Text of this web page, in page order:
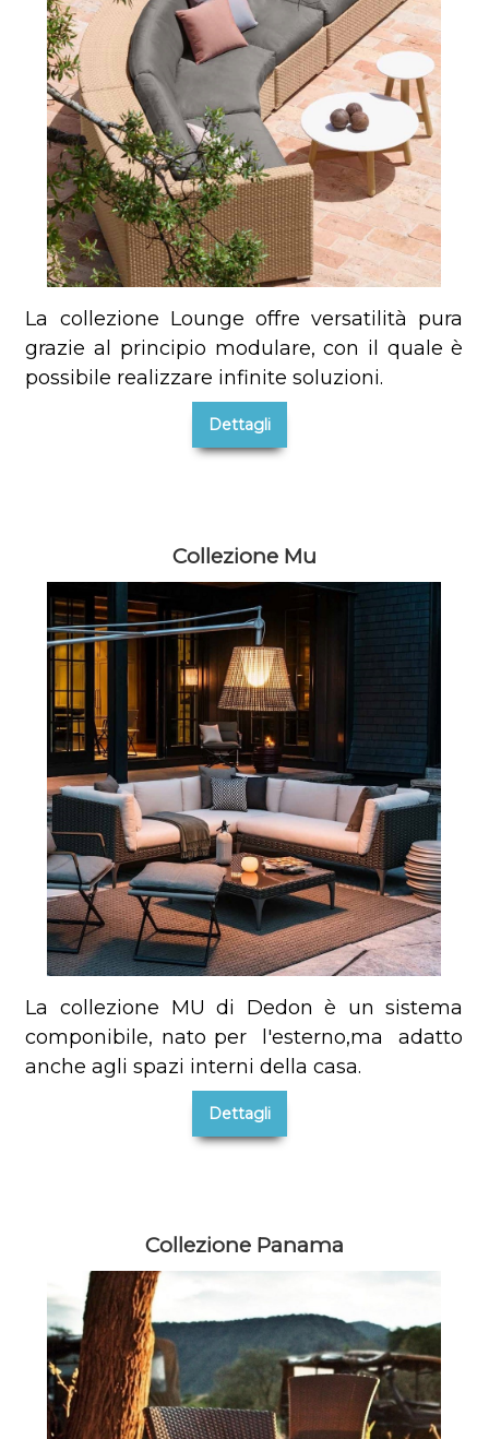
La collezione Lounge offre versatilità pura
grazie al principio modulare, con il quale è
possibile realizzare infinite soluzioni.
Dettagli
Collezione Mu
La collezione MU di Dedon è un sistema
componibile, nato per l'esterno,ma adatto
anche agli spazi interni della casa.
Dettagli
Collezione Panama